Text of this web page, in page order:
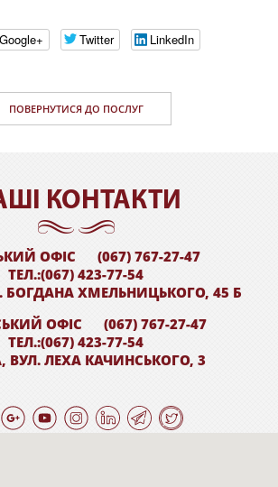
Google+ Twitter LinkedIn
ПОВЕРНУТИСЯ ДО ПОСЛУГ
КОНТАКТИ
ОФІС
(067) 767-27-47
ТЕЛ.:(067) 423-77-54
БОГДАНА ХМЕЛЬНИЦЬКОГО, 45 Б
ОФІС
(067) 767-27-47
ТЕЛ.:(067) 423-77-54
ВУЛ. ЛЕХА КАЧИНСЬКОГО, 3